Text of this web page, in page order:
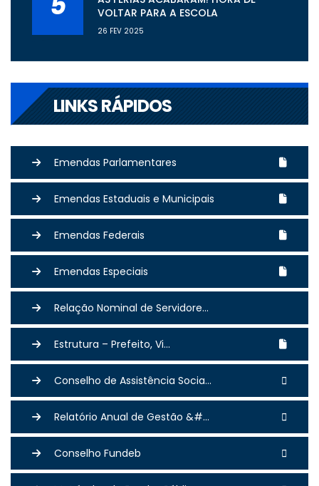
VOLTAR PARA A ESCOLA
26 FEV 2025
LINKS RÁPIDOS
Emendas Parlamentares
Emendas Estaduais e Municipais
Emendas Federais
Emendas Especiais
Relação Nominal de Servidore...
Estrutura – Prefeito, Vi...
Conselho de Assistência Socia...
Relatório Anual de Gestão &#...
Conselho Fundeb